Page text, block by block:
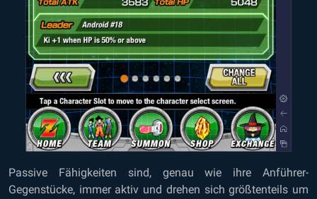
Passive Fähigkeiten sind, genau wie ihre Anführer-
Gegenstücke, immer aktiv und drehen sich größtenteils um